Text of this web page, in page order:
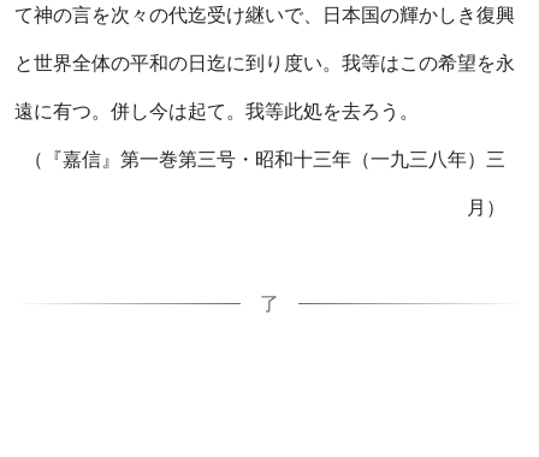
て神の言を次々の代迄受け継いで、日本国の輝かしき復興
と世界全体の平和の日迄に到り度い。我等はこの希望を永
遠に有つ。併し今は起て。我等此処を去ろう。
（『嘉信』第一巻第三号・昭和十三年（一九三八年）三
月）
了